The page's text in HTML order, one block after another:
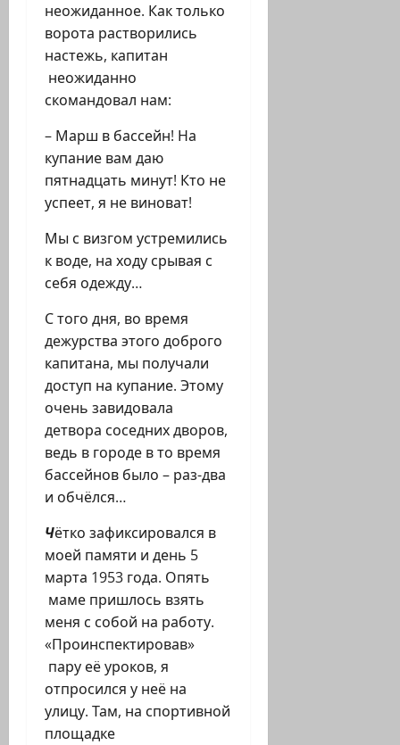
неожиданное. Как только
ворота растворились
настежь, капитан
неожиданно
скомандовал нам:
– Марш в бассейн! На
купание вам даю
пятнадцать минут! Кто не
успеет, я не виноват!
Мы с визгом устремились
к воде, на ходу срывая с
себя одежду…
С того дня, во время
дежурства этого доброго
капитана, мы получали
доступ на купание. Этому
очень завидовала
детвора соседних дворов,
ведь в городе в то время
бассейнов было – раз-два
и обчёлся…
Чётко зафиксировался в
моей памяти и день 5
марта 1953 года. Опять
маме пришлось взять
меня с собой на работу.
«Проинспектировав»
пару её уроков, я
отпросился у неё на
улицу. Там, на спортивной
площадке